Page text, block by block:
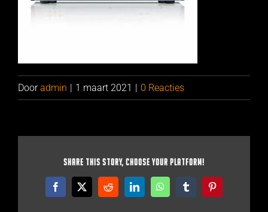
Dooradmin 1 maart 2021 0 Reacties
Share This Story, Choose Your Platform!
Facebook
X RedditLinkedInWhatsAppTumblrPinterest